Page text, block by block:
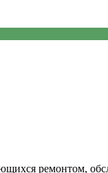
ремонтом,